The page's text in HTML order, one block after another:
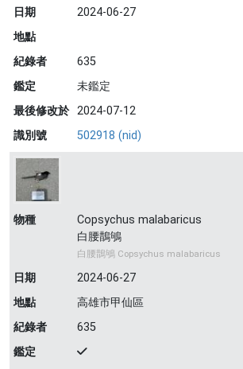
日期
2024-06-27
地點
紀錄者
635
鑑定
未鑑定
最後修改於 2024-07-12
識別號
502918 (nid)
物種
Copsychus malabaricus
白腰鵲鴝
白腰鵲鴝 Copsychus malabaricus
日期
2024-06-27
地點
高雄市甲仙區
紀錄者
635
鑑定